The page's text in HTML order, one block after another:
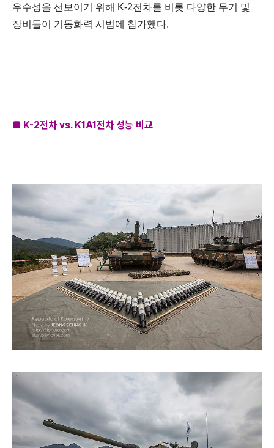
우수성을 선보이기 위해 K-2전차를 비롯 다양한 무기 및
장비들이 기동화력 시범에 참가했다.
■ K-2전차 vs. K1A1전차 성능 비교